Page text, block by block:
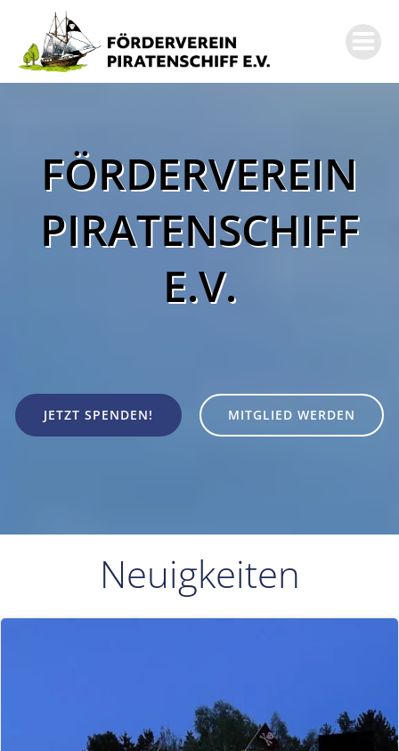
springen
FÖRDERVEREIN
PIRATENSCHIFF
E.V.
JETZT SPENDEN! MITGLIED WERDEN
Neuigkeiten